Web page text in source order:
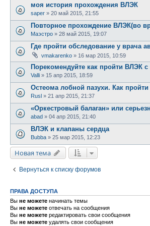
моя история прохождения ВЛЭК
saper » 20 май 2015, 21:55
Повторное прохождение ВЛЭК(во
Маэстро » 28 май 2015, 19:07
Где пройти обследование у врача
vmakarenko » 16 мар 2015, 10:59
Порекомендуйте как пройти ВЛЭК с
Valli » 15 апр 2015, 18:59
Остеома лобной пазухи. Как
Rusl » 21 апр 2015, 21:37
«Оркестровый балаган» или
abad » 04 апр 2015, 21:40
ВЛЭК и клапаны сердца
Bubba » 25 мар 2015, 12:23
Новая тема
Вернуться к списку форумов
ПРАВА ДОСТУПА
Вы не можете начинать темы
Вы не можете отвечать на сообщения
Вы не можете редактировать свои сообщения
Вы не можете удалять свои сообщения